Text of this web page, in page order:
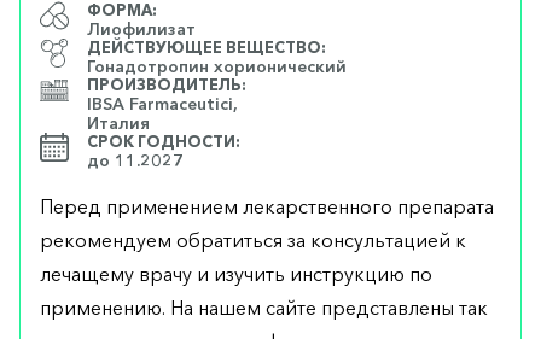
ФОРМА:
Лиофилизат
ДЕЙСТВУЮЩЕЕ ВЕЩЕСТВО:
Гонадотропин хорионический
ПРОИЗВОДИТЕЛЬ:
IBSA Farmaceutici,
Италия
СРОК ГОДНОСТИ:
до 11.2027
Перед применением лекарственного препарата
рекомендуем обратиться за консультацией к
лечащему врачу и изучить инструкцию по
применению. На нашем сайте представлены так